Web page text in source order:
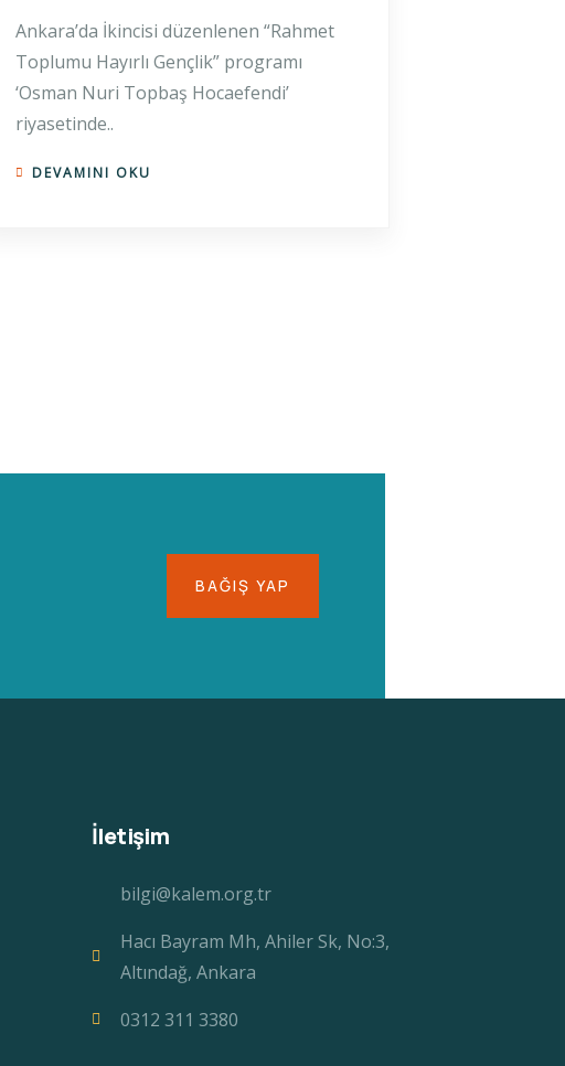
Ankara’da İkincisi düzenlenen “Rahmet
Toplumu Hayırlı Gençlik” programı
‘Osman Nuri Topbaş Hocaefendi’
riyasetinde..
DEVAMINI OKU
BAĞIŞ YAP
İletişim
bilgi@kalem.org.tr
Hacı Bayram Mh, Ahiler Sk, No:3,
Altındağ, Ankara
0312 311 3380